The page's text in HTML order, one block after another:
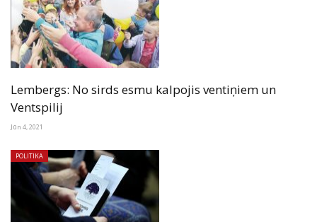
Lembergs: No sirds esmu kalpojis ventiņiem un
Ventspilij
Jūn 4, 2021
POLITIKA